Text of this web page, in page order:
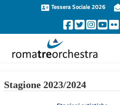
Tessera Sociale 2026
Stagione 2023/2024